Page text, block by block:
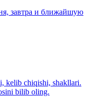
завтра и ближайшую
kelib chiqishi, shakllari.
bilib oling.